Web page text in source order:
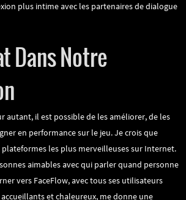
plus intime avec les partenaires de dialogue
Dans Notre
autant, il est possible de les améliorer, de les
en performance sur le jeu. Je crois que
plateformes les plus merveilleuses sur Internet.
aimables avec qui parler quand personne
vers FaceFlow, avec tous ses utilisateurs
et chaleureux, me donne une